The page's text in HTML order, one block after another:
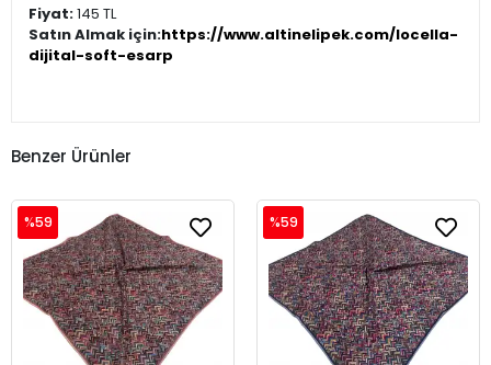
Fiyat:145 TL
Satın Almak için:https://www.altinelipek.com/locella-
dijital-soft-esarp
Benzer Ürünler
%59 %59